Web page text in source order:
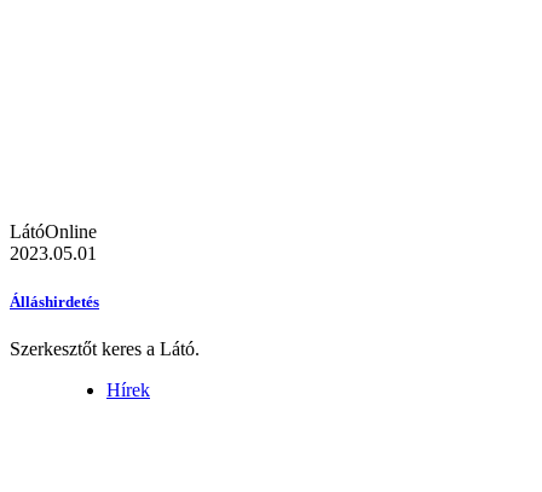
LátóOnline
2023.05.01
Álláshirdetés
Szerkesztőt keres a Látó.
Hírek